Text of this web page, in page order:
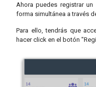
Ahora puedes registrar
forma simultánea a través
Para ello, tendrás que
hacer click en el botón